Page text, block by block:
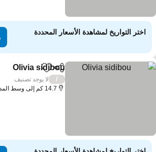
اختر التواريخ لمشاهدة الأسعار المحددة
مشاركةAdd to favorites
Olivia sidibou
لا يوجد تصنيف
14.7 كم إلى وسط المدينة